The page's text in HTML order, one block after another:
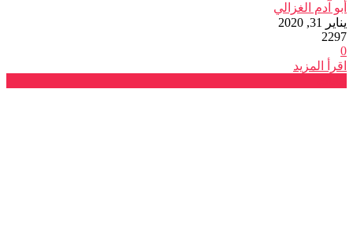
أبو آدم الغزالي
يناير 31, 2020
2297
0
اقرأ المزيد